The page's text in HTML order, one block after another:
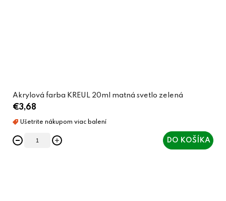
Akrylová farba KREUL 20ml matná svetlo zelená
€3,68
DO KOŠÍKA